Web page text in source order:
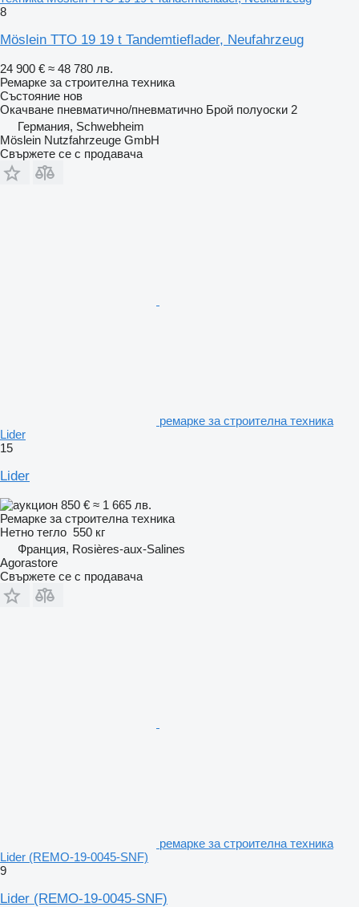
8
Möslein TTO 19 19 t Tandemtieflader, Neufahrzeug
24 900 € ≈ 48 780 лв.
Ремарке за строителна техника
Състояние нов
Окачване пневматично/пневматично Брой полуоски 2
Германия, Schwebheim
Möslein Nutzfahrzeuge GmbH
Свържете се с продавача
ремарке за строителна техника
Lider
15
Lider
850 € ≈ 1 665 лв.
Ремарке за строителна техника
Нетно тегло 550 кг
Франция, Rosières-aux-Salines
Agorastore
Свържете се с продавача
ремарке за строителна техника
Lider (REMO-19-0045-SNF)
9
Lider (REMO-19-0045-SNF)